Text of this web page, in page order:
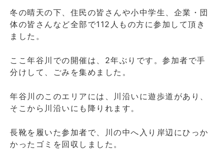
冬の晴天の下、住民の皆さんや小中学生、企業・団
体の皆さんなど全部で112人もの方に参加して頂き
ました。
ここ年谷川での開催は、2年ぶりです。参加者で手
分けして、ごみを集めました。
年谷川のこのエリアには、川沿いに遊歩道があり、
そこから川沿いにも降りれます。
長靴を履いた参加者で、川の中へ入り岸辺にひっか
かったゴミを回収しました。